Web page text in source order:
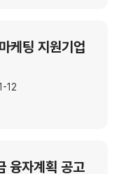
케팅 지원기업
12
융자계획 공고